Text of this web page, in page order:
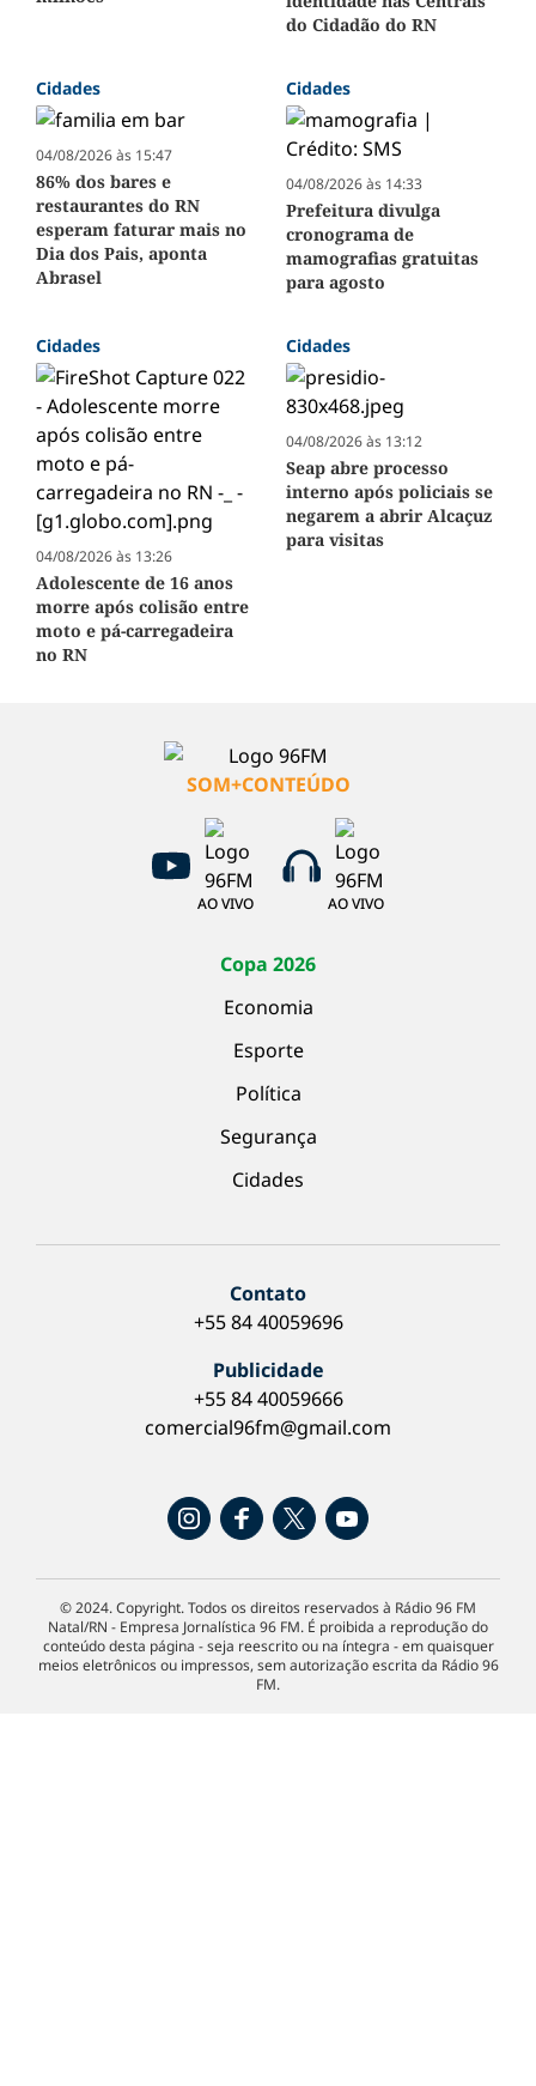
do Cidadão do RN
Cidades
04/08/2026 às 15:47
86% dos bares e
restaurantes do RN
esperam faturar mais no
Dia dos Pais, aponta
Abrasel
Cidades
04/08/2026 às 14:33
Prefeitura divulga
cronograma de
mamografias gratuitas
para agosto
Cidades
04/08/2026 às 13:26
Adolescente de 16 anos
morre após colisão entre
moto e pá-carregadeira
no RN
Cidades
04/08/2026 às 13:12
Seap abre processo
interno após policiais se
negarem a abrir Alcaçuz
para visitas
SOM+CONTEÚDO
AO VIVO AO VIVO
Copa 2026
Economia
Esporte
Política
Segurança
Cidades
Contato
+55 84 40059696
Publicidade
+55 84 40059666
comercial96fm@gmail.com
© 2024. Copyright. Todos os direitos reservados à Rádio 96 FM
Natal/RN - Empresa Jornalística 96 FM. É proibida a reprodução do
conteúdo desta página - seja reescrito ou na íntegra - em quaisquer
meios eletrônicos ou impressos, sem autorização escrita da Rádio 96
FM.